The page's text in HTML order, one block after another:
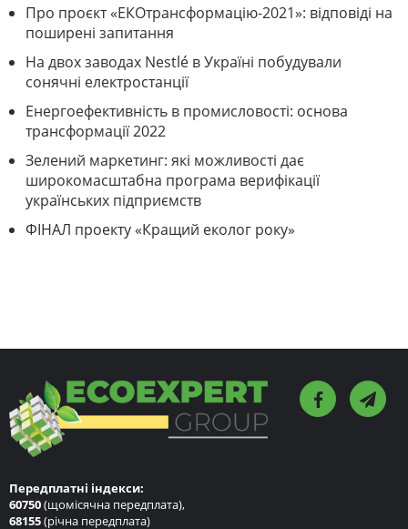
Про проєкт «ЕКОтрансформацію-2021»: відповіді на
поширені запитання
На двох заводах Nestlé в Україні побудували
сонячні електростанції
Енергоефективність в промисловості: основа
трансформації 2022
Зелений маркетинг: які можливості дає
широкомасштабна програма верифікації
українських підприємств
ФІНАЛ проекту «Кращий еколог року»
Передплатні індекси:
60750(щомісячна передплата),
68155(річна передплата)